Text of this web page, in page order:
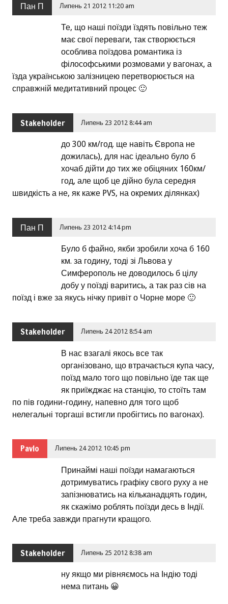
Пан П Липень 21 2012 11:20 am
Те, що наші поїзди їздять повільно теж
має свої переваги, так створюється
особлива поїздова романтика із
філософськими розмовами у вагонах, а
їзда українською залізницею перетворюється на
справжній медитативний процес 🙂
Stakeholder Липень 23 2012 8:44 am
до 300 км/год. ще навіть Європа не
дожилась), для нас ідеально було б
хочаб дійти до тих же обіцяних 160км/
год, але щоб це дійно була середня
швидкість а не, як каже PVS, на окремих ділянках)
Пан П Липень 23 2012 4:14 pm
Було б файно, якби зробили хоча б 160
км. за годину, тоді зі Львова у
Симферополь не доводилось б цілу
добу у поїзді варитись, а так раз сів на
поїзд і вже за якусь нічку привіт о Чорне море 🙂
Stakeholder Липень 24 2012 8:54 am
В нас взагалі якось все так
організовано, що втрачається купа часу,
поїзд мало того що повільно їде так ще
як приїжджає на станцію, то стоїть там
по пів години-годину, напевно для того щоб
нелегальні торгаші встигли пробігтись по вагонах).
Pavlo Липень 24 2012 10:45 pm
Принаймі наші поїзди намагаються
дотримуватись графіку свого руху а не
запізнюватись на кільканадцять годин,
як скажімо роблять поїзди десь в Індії.
Але треба завжди прагнути кращого.
Stakeholder Липень 25 2012 8:38 am
ну якщо ми рівняємось на Індію тоді
нема питань 😀